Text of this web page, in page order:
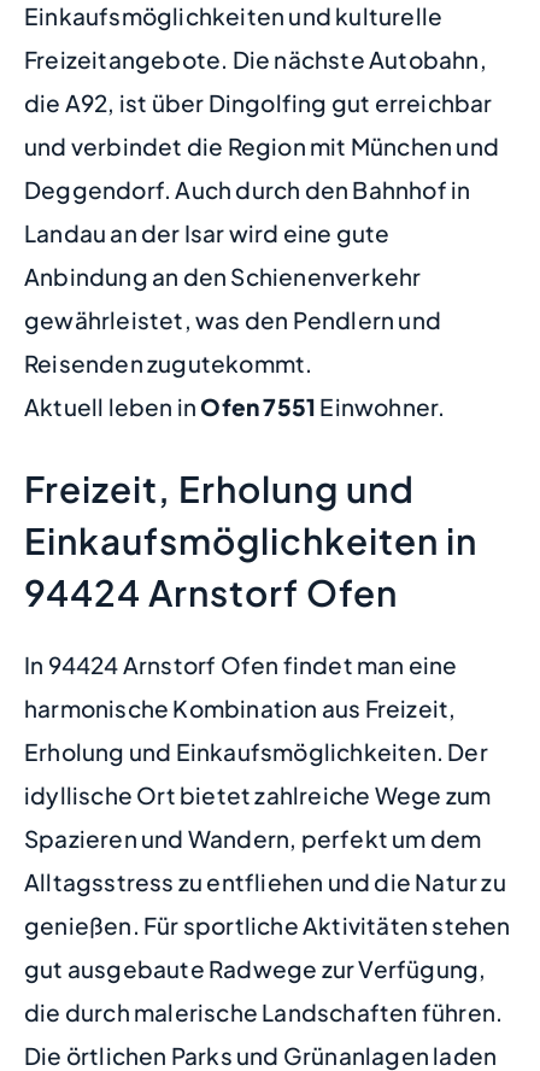
Einkaufsmöglichkeiten und kulturelle
Freizeitangebote. Die nächste Autobahn,
die A92, ist über Dingolfing gut erreichbar
und verbindet die Region mit München und
Deggendorf. Auch durch den Bahnhof in
Landau an der Isar wird eine gute
Anbindung an den Schienenverkehr
gewährleistet, was den Pendlern und
Reisenden zugutekommt.
Aktuell leben inOfen7551 Einwohner.
Freizeit, Erholung und
Einkaufsmöglichkeiten in
94424 Arnstorf Ofen
In 94424 Arnstorf Ofen findet man eine
harmonische Kombination aus Freizeit,
Erholung und Einkaufsmöglichkeiten. Der
idyllische Ort bietet zahlreiche Wege zum
Spazieren und Wandern, perfekt um dem
Alltagsstress zu entfliehen und die Natur zu
genießen. Für sportliche Aktivitäten stehen
gut ausgebaute Radwege zur Verfügung,
die durch malerische Landschaften führen.
Die örtlichen Parks und Grünanlagen laden